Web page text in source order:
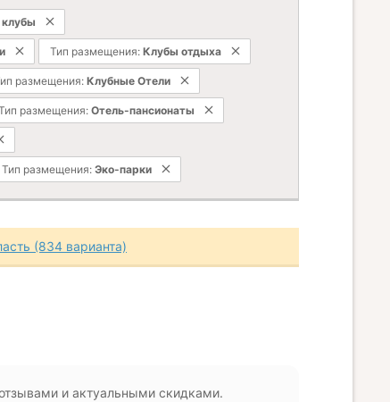
Тип размещения: Клубы отдыха
размещения: Клубные Отели
размещения: Отель-пансионаты
Тип размещения: Эко-парки
(834 варианта)
и актуальными скидками.